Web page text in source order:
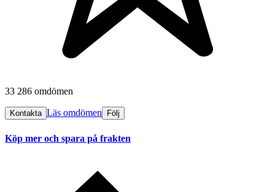
33 286 omdömen
Kontakta Läs omdömen Följ
Köp mer och spara på frakten